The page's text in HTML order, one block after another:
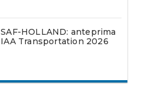
SAF-HOLLAND: anteprima
IAA Transportation 2026